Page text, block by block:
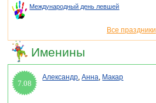
Международный день левшей
Все праздники
Именины
7.08
Александр,Анна, Макар